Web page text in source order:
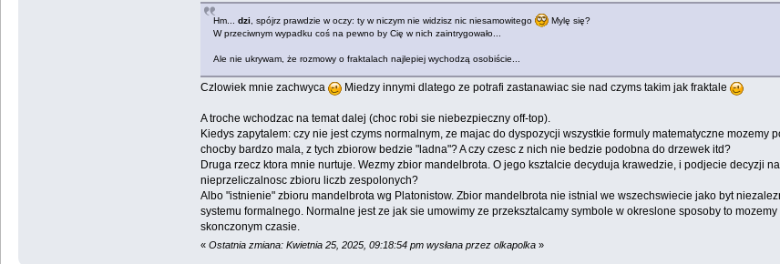
Hm... dzi, spójrz prawdzie w oczy: ty w niczym nie widzisz nic niesamowitego
Mylę się?
W przeciwnym wypadku coś na pewno by Cię w nich zaintrygowało...
Ale nie ukrywam, że rozmowy o fraktalach najlepiej wychodzą osobiście...
Czlowiek mnie zachwyca Miedzy innymi dlatego ze potrafi zastanawiac sie nad czyms takim jak fraktale
A troche wchodzac na temat dalej (choc robi sie niebezpieczny off-top).
Kiedys zapytalem: czy nie jest czyms normalnym, ze majac do dyspozycji wszystkie formuly matematyczne
chocby bardzo mala, z tych zbiorow bedzie "ladna"? A czy czesc z nich nie bedzie podobna do drzewek itd?
Druga rzecz ktora mnie nurtuje. Wezmy zbior mandelbrota. O jego ksztalcie decyduja krawedzie, i podjecie decyzji
nieprzeliczalnosc zbioru liczb zespolonych?
Albo "istnienie" zbioru mandelbrota wg Platonistow. Zbior mandelbrota nie istnial we wszechswiecie jako byt
systemu formalnego. Normalne jest ze jak sie umowimy ze przeksztalcamy symbole w okreslone sposoby to
skonczonym czasie.
« Ostatnia zmiana: Kwietnia 25, 2025, 09:18:54 pm wysłana przez olkapolka»